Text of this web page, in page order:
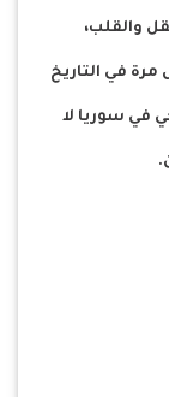
والقلب،
مرة في التاريخ
في سوريا لا